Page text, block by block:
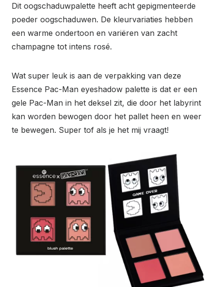
Dit oogschaduwpalette heeft acht gepigmenteerde
poeder oogschaduwen. De kleurvariaties hebben
een warme ondertoon en variëren van zacht
champagne tot intens rosé.
Wat super leuk is aan de verpakking van deze
Essence Pac-Man eyeshadow palette is dat er een
gele Pac-Man in het deksel zit, die door het labyrint
kan worden bewogen door het pallet heen en weer
te bewegen. Super tof als je het mij vraagt!